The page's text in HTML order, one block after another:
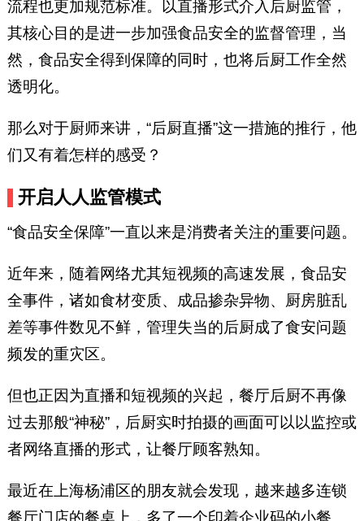
流程也更加规范标准。以直播形式介入后厨监管，
其核心目的是进一步加强食品安全的监督管理，当
然，食品安全得到保障的同时，也将后厨工作全然
透明化。
那么对于厨师来讲，“后厨直播”这一措施的推行，他
们又有着怎样的感受？
开启人人监管模式
“食品安全保障”一直以来是消费者关注的重要问题。
近年来，随着网络尤其短视频的高速发展，食品安
全事件，诸如食材变质、成品掺杂异物、厨房脏乱
差等事件数见不鲜，管理失当的后厨成了食安问题
频发的重灾区。
但也正因为直播和短视频的兴起，餐厅后厨不再像
过去那般“神秘”，后厨实时拍摄的画面可以以监控或
者网络直播的形式，让餐厅顾客熟知。
最近在上海杨浦区的朋友就会发现，越来越多连锁
餐厅门店的餐桌上，多了一个印着企业码的小餐